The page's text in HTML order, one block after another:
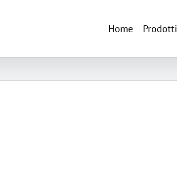
Home Prodotti